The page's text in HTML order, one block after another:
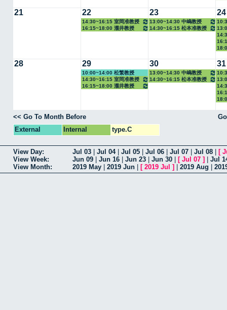
21 22
14:30~16:15 室岡准教授
16:15~18:00 瀧井教授
23
13:00~14:30 中嶋教授
14:30~16:15 松本准教授
24
28 29
10:00~14:00 松繁教授
14:30~16:15 室岡准教授
16:15~18:00 瀧井教授
30
13:00~14:30 中嶋教授
14:30~16:15 松本准教授
31
<< Go To Month Before
External
Internal type.C
View Day: Jul 03 Jul 04| Jul 05 Jul 06 Jul 07 Jul 08 [
View Week:
Jun 09 Jun 16 Jun 23 Jun 30 [ Jul 07 ]
Jul
View Month:
2019 May 2019 Jun [ 2019 Jul ] 2019 Aug